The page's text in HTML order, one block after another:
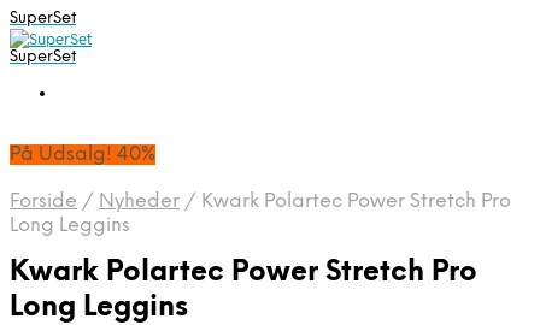
SuperSet
SuperSet
På Udsalg! 40%
Forside / Nyheder / Kwark Polartec Power Stretch Pro
Long Leggins
Kwark Polartec Power Stretch Pro
Long Leggins